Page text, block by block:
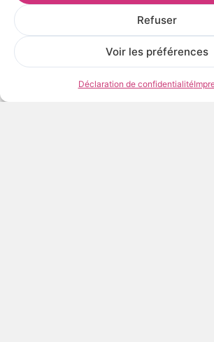
Refuser
Voir les préférences
Déclaration de confidentialité
Prix
20,00